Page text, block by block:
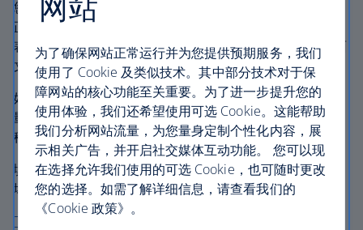
您需要提交怀孕登记表，或由医生或助产士填写并盖章的
正式信函。若您的孕期达到 28 周，则必须提交怀孕登记
表。若旅行时孕期尚未达到 28 周，则不需要提交任何书面
文件。
如果您在旅程期间不需要任何医疗护理，文件的日期应尽
量接近您的旅行日期且涵盖您的整个旅程（出境和返
程）。
填写完毕、签名并盖章后，请在旅行当日将此文件交给机
场值机人员。
下载并填写怀孕情况表（pdf，30kb，仅提供英文版）
为了确保网站正常运行并为您提供预期服务，我们
使用了 Cookie 及类似技术。其中部分技术对于保
障网站的核心功能至关重要。为了进一步提升您的
使用体验，我们还希望使用可选 Cookie。这能帮助
我们分析网站流量，为您量身定制个性化内容，展
示相关广告，并开启社交媒体互动功能。 您可以现
在选择允许我们使用的可选 Cookie，也可随时更改
您的选择。如需了解详细信息，请查看我们的
《Cookie 政策》。